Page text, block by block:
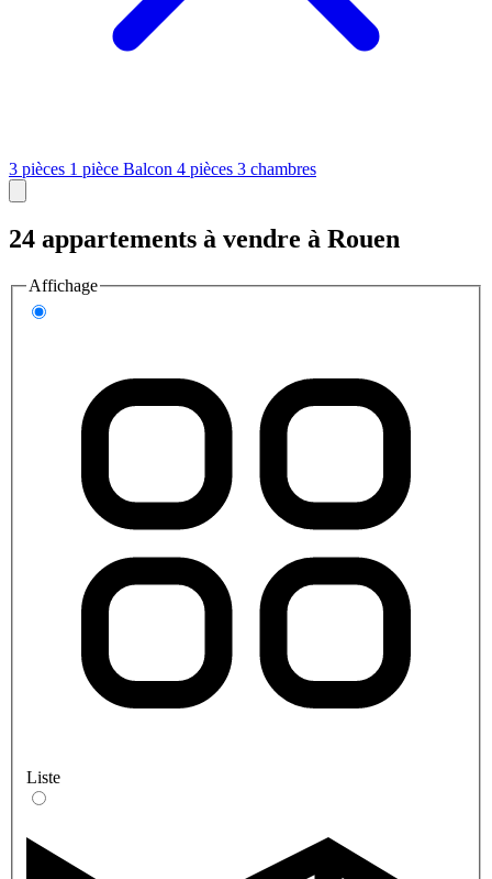
3 pièces 1 pièce Balcon 4 pièces 3 chambres
24 appartements à vendre à Rouen
Affichage
Liste